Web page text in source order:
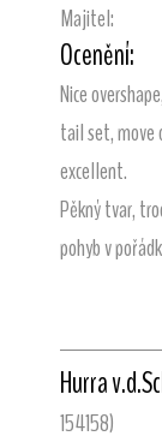
Majitel:
Ocenění:
Nice
tail set, move
excellent.
Pěkný tvar,
pohyb v
Hurra
154158)